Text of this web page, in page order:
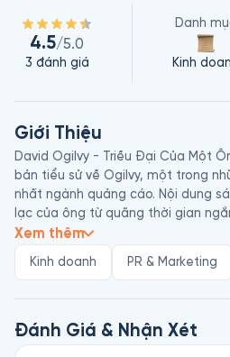
4.5/5.0
3 đánh giá
Danh
Kinh
Giới Thiệu
David Ogilvy - Triều Đại Của Một
bản tiểu sử về Ogilvy, một trong
nhất ngành quảng cáo. Nội dung
lạc của ông từ quãng thời gian
chiến 2 cho đến những năm tháng
Kenneth Roman là tác giả và nhà
này. Roman gia nhập Ogilvy &
chức chủ tịch từ năm 1985 đến
Xem thêm
Kinh doanh PR & Marketing
Đánh Giá & Nhận Xét